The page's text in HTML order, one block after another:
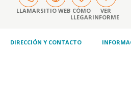
deposito y
LLAMARSITIO WEB CÓMO
LLEGAR
VER
INFORME
DIRECCIÓN Y CONTACTO